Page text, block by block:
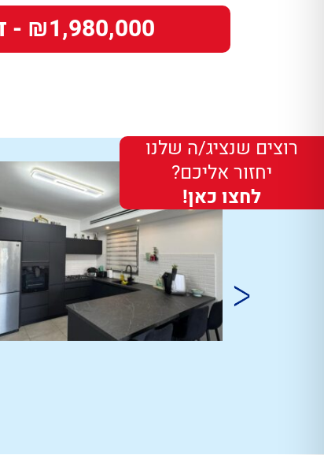
₪1,980,000 - דירה
רוצים שנציג/ה שלנו
יחזור אליכם?
לחצו כאן!